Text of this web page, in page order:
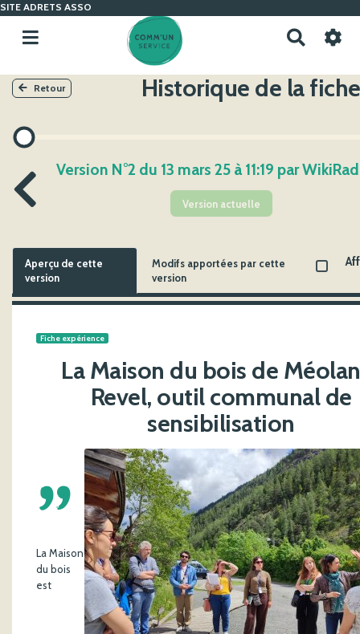
SITE ADRETS ASSO
c
h
h
e
Retour Historique de la fiche
Version N°2 du 13 mars 25 à 11:19 par
Version actuelle
Aperçu de cette
version
Modifs apportées par cette
version
Fiche expérience
La Maison du bois de
Revel, outil communal de
sensibilisation
'
La Maison
du bois
est